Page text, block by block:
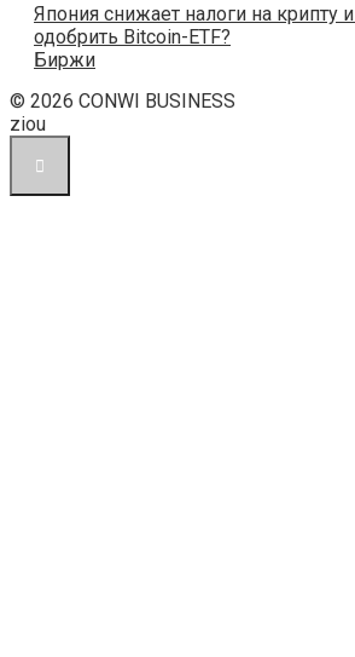
Япония снижает налоги на крипту
одобрить Bitcoin-ETF?
Биржи
© 2026 CONWI BUSINESS
ziou